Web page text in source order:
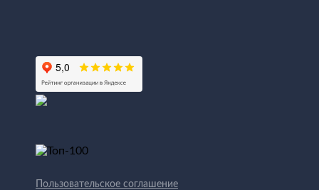
Пользовательское соглашение